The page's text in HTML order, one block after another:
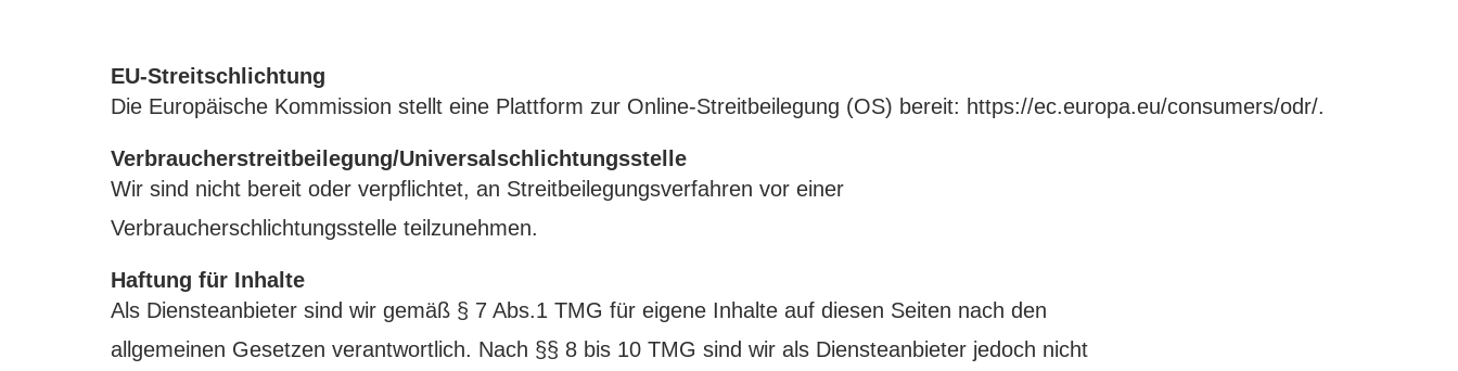
EU-Streitschlichtung
Die Europäische Kommission stellt eine Plattform zur Online-Streitbeilegung (OS) bereit: https://ec.europa.eu/consumers/odr/.
Verbraucherstreitbeilegung/Universalschlichtungsstelle
Wir sind nicht bereit oder verpflichtet, an Streitbeilegungsverfahren vor einer
Verbraucherschlichtungsstelle teilzunehmen.
Haftung für Inhalte
Als Diensteanbieter sind wir gemäß § 7 Abs.1 TMG für eigene Inhalte auf diesen Seiten nach den
allgemeinen Gesetzen verantwortlich. Nach §§ 8 bis 10 TMG sind wir als Diensteanbieter jedoch nicht